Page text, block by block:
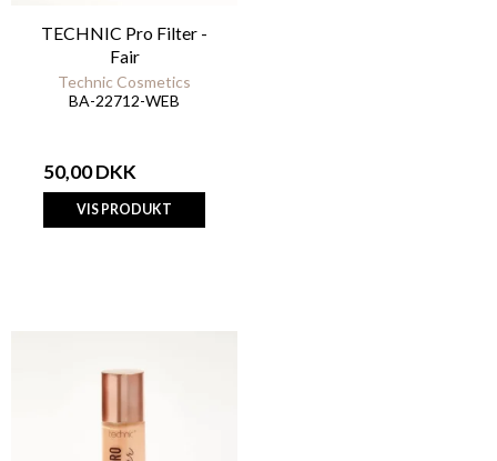
TECHNIC Pro Filter -
Fair
Technic Cosmetics
BA-22712-WEB
50,00 DKK
VIS PRODUKT